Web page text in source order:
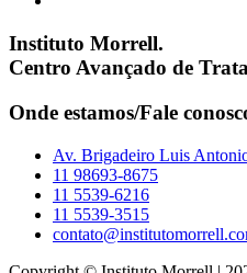
Instituto Morrell.
Centro Avançado de
Onde estamos/Fale
Av. Brigadeiro Luis
11 98693-8675
11 5539-6216
11 5539-3515